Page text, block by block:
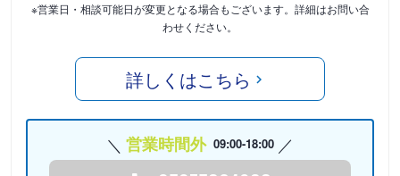
※営業日・相談可能日が変更となる場合もございます。詳細はお問い合
わせください。
詳しくはこちら
営業時間外 09:00-18:00